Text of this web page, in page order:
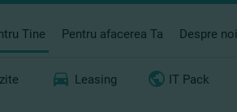
Tine Pentru afacerea Ta Despre noi
Leasing IT Pack